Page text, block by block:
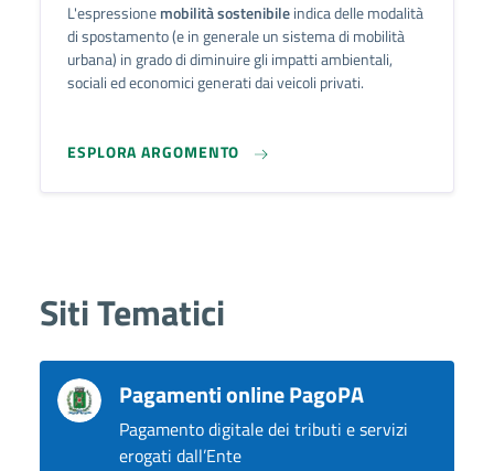
L'espressionemobilità sostenibileindica delle modalità
di spostamento (e in generale un sistema di mobilità
urbana) in grado di diminuire gli impatti ambientali,
sociali ed economici generati dai veicoli privati.
ESPLORA ARGOMENTO
Siti Tematici
Pagamenti online PagoPA
Pagamento digitale dei tributi e servizi
erogati dall’Ente